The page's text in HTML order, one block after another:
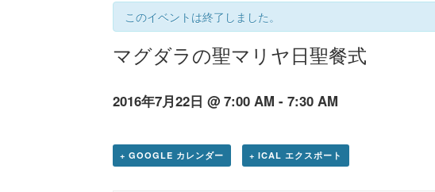
このイベントは終了しました。
マグダラの聖マリヤ日聖餐式
2016年7月22日 @ 7:00 AM - 7:30 AM
+ GOOGLE カレンダー + ICAL エクスポート